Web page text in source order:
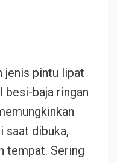
jenis pintu lipat
besi-baja ringan
saat dibuka,
tempat. Sering